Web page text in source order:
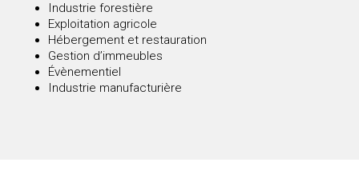
Industrie forestière
Exploitation agricole
Hébergement et restauration
Gestion d’immeubles
Évènementiel
Industrie manufacturière